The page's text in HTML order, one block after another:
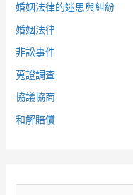
婚姻法律的迷思與糾紛
婚姻法律
非訟事件
蒐證調查
協議協商
和解賠償